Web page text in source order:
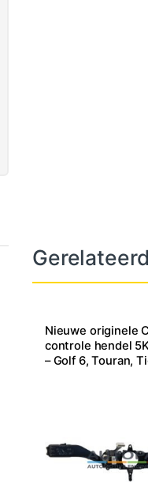
Nieuwe originele
controle hendel
– Golf 6, Touran,